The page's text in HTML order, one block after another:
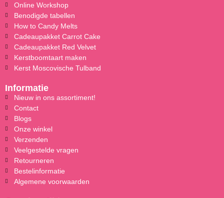
Online Workshop
Benodigde tabellen
How to Candy Melts
Cadeaupakket Carrot Cake
Cadeaupakket Red Velvet
Kerstboomtaart maken
Kerst Moscovische Tulband
Informatie
Nieuw in ons assortiment!
Contact
Blogs
Onze winkel
Verzenden
Veelgestelde vragen
Retourneren
Bestelinformatie
Algemene voorwaarden